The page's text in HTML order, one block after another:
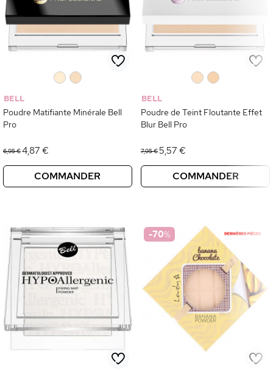
BELL
Poudre Matifiante Minérale Bell
Pro
6,95 €4,87 €
COMMANDER
BELL
Poudre de Teint Floutante Effet
Blur Bell Pro
7,95 €5,57 €
COMMANDER
-70%